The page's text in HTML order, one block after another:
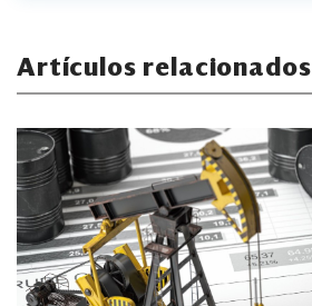
Artículos relacionados